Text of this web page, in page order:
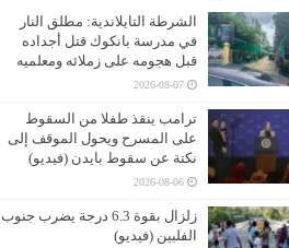
الشرطة التايلاندية: مطلق النار
في مدرسة بانكوك قتل أجداده
قبل هجومه على زملائه ومعلميه
2026-08-07
ترامب ينقذ طفلا من السقوط
على المسرح ويحول الموقف إلى
نكتة عن سقوط بايدن (فيديو)
2026-08-06
زلزال بقوة 6.3 درجة يضرب جنوب
الفلبين (فيديو)